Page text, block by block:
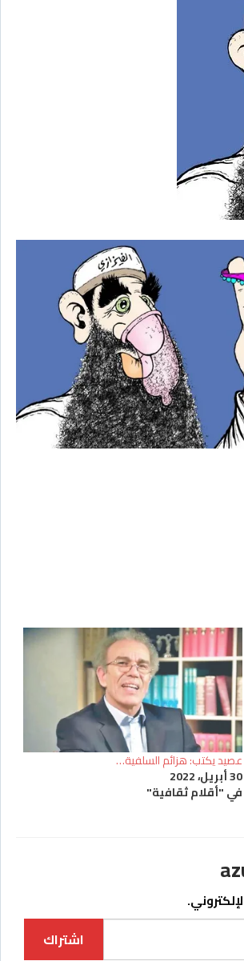
عصيد يكتب: هزائم السلفية…
30 أبريل، 2022
في "أقلام ثقافية"
اشتراك